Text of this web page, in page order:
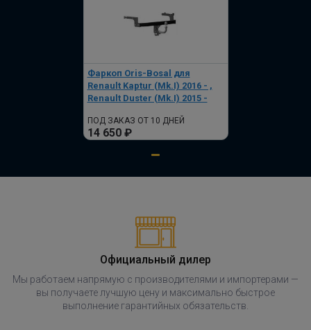
Фаркоп Oris-Bosal для
Renault Kaptur (Mk.I) 2016 - ,
Renault Duster (Mk.I) 2015 -
ПОД ЗАКАЗ ОТ 10 ДНЕЙ
14 650 ₽
Официальный дилер
Мы работаем напрямую с производителями и импортерами —
вы получаете лучшую цену и максимально быстрое
выполнение гарантийных обязательств.